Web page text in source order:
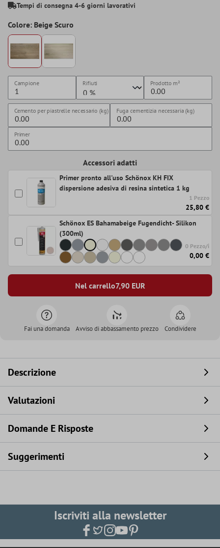
Tempi di consegna 4-6 giorni lavorativi
Colore: Beige Scuro
Campione Rifiuti Prodotto m²
Cemento per piastrelle necessario (kg) Fuga cementizia necessaria (kg)
Primer
Accessori adatti
Primer pronto all'uso Schönox KH FIX
dispersione adesiva di resina sintetica 1 kg
1 Pezzo
25,80 €
Schönox ES Bahamabeige Fugendicht- Silikon
(300ml)
0 Pezzo/i
0,00 €
Nel carrello7,90EUR
Fai una domanda Avviso di abbassamento prezzo Condividere
Descrizione
Valutazioni
Domande E Risposte
Suggerimenti
Iscriviti alla newsletter